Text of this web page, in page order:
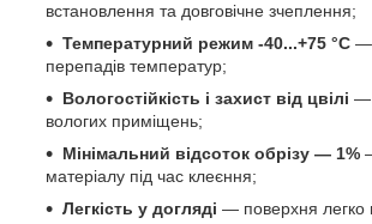
встановлення та довговічне зчеплення;
Температурний режим -40...+75 °C —
перепадів температур;
Вологостійкість і захист від цвілі —
вологих приміщень;
Мінімальний відсоток обрізу — 1%
матеріалу під час клеєння;
Легкість у догляді — поверхня легко